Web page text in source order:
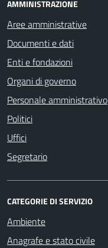
AMMINISTRAZIONE
Aree amministrative
Documenti e dati
Enti e fondazioni
Organi di governo
Personale amministrativo
Politici
Uffici
Segretario
CATEGORIE DI SERVIZIO
Ambiente
Anagrafe e stato civile